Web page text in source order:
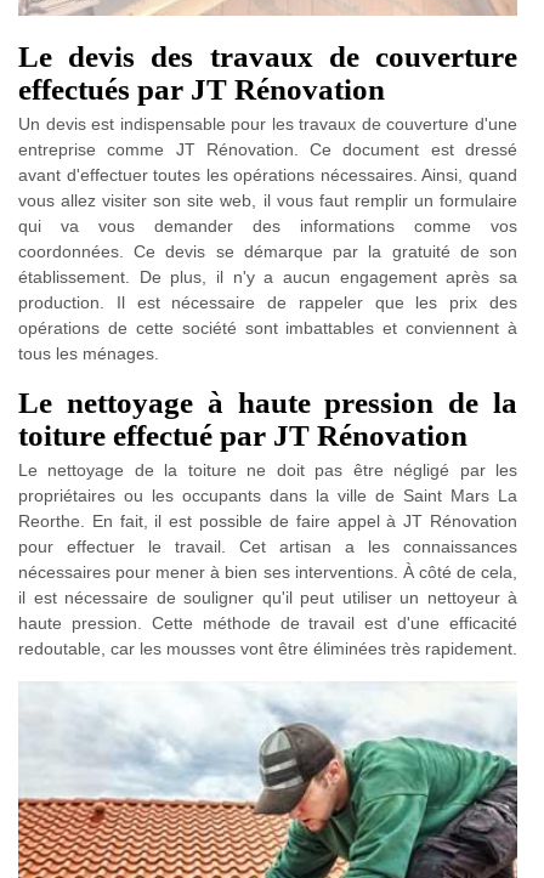
Le devis des travaux de couverture
effectués par JT Rénovation
Un devis est indispensable pour les travaux de couverture d'une
entreprise comme JT Rénovation. Ce document est dressé
avant d'effectuer toutes les opérations nécessaires. Ainsi, quand
vous allez visiter son site web, il vous faut remplir un formulaire
qui va vous demander des informations comme vos
coordonnées. Ce devis se démarque par la gratuité de son
établissement. De plus, il n'y a aucun engagement après sa
production. Il est nécessaire de rappeler que les prix des
opérations de cette société sont imbattables et conviennent à
tous les ménages.
Le nettoyage à haute pression de la
toiture effectué par JT Rénovation
Le nettoyage de la toiture ne doit pas être négligé par les
propriétaires ou les occupants dans la ville de Saint Mars La
Reorthe. En fait, il est possible de faire appel à JT Rénovation
pour effectuer le travail. Cet artisan a les connaissances
nécessaires pour mener à bien ses interventions. À côté de cela,
il est nécessaire de souligner qu'il peut utiliser un nettoyeur à
haute pression. Cette méthode de travail est d'une efficacité
redoutable, car les mousses vont être éliminées très rapidement.